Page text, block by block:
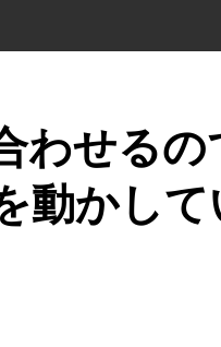
わせるの
動かして